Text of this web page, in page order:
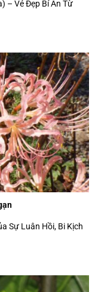
– Vẻ Đẹp Bí Ẩn Từ
Sự Luân Hồi, Bi Kịch